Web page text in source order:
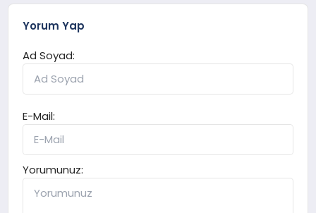
Yorum Yap
Ad Soyad:
E-Mail:
Yorumunuz: